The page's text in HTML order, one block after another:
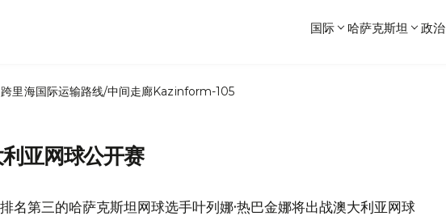
国际 哈萨克斯坦 政治
跨里海国际运输路线/中间走廊Kazinform-105
亚网球公开赛
名第三的哈萨克斯坦网球选手叶列娜·热巴金娜将出战澳大利亚网球